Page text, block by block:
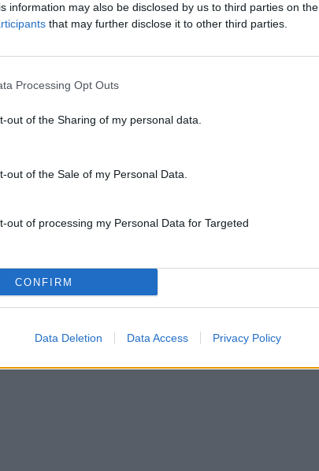
information may also be disclosed by us to third parties on the
that may further disclose it to other third parties.
Processing Opt Outs
out of the Sharing of my personal data.
out of the Sale of my Personal Data.
out of processing my Personal Data for Targeted
CONFIRM
Data Deletion Data Access Privacy Policy